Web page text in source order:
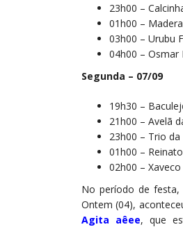
23h00 –
01h00 –
03h00 – Urubu
04h00 – Osmar
Segunda – 07/09
19h30 –
21h00 – Avelã
23h00 – Trio da
01h00 –
02h00 –
No período de
Ontem (04),
Agita aêee, que